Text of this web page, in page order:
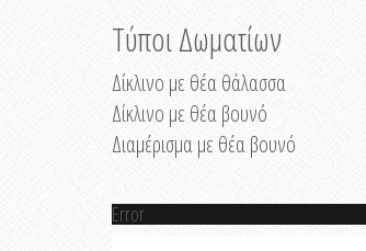
Τύποι Δωματίων
Δίκλινο με θέα θάλασσα
Δίκλινο με θέα βουνό
Διαμέρισμα με θέα βουνό
Error